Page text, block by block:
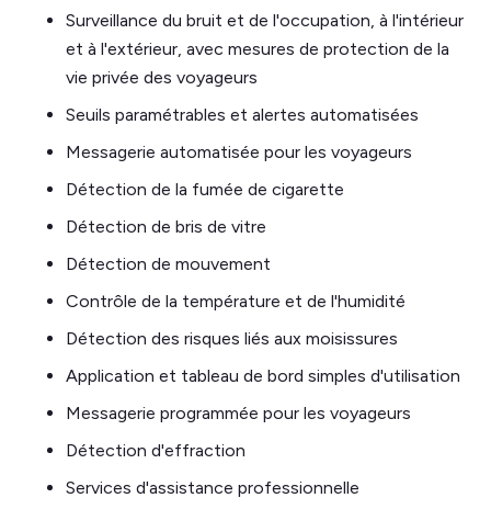
Surveillance du bruit et de l'occupation, à l'intérieur
et à l'extérieur, avec mesures de protection de la
vie privée des voyageurs
Seuils paramétrables et alertes automatisées
Messagerie automatisée pour les voyageurs
Détection de la fumée de cigarette
Détection de bris de vitre
Détection de mouvement
Contrôle de la température et de l'humidité
Détection des risques liés aux moisissures
Application et tableau de bord simples d'utilisation
Messagerie programmée pour les voyageurs
Détection d'effraction
Services d'assistance professionnelle